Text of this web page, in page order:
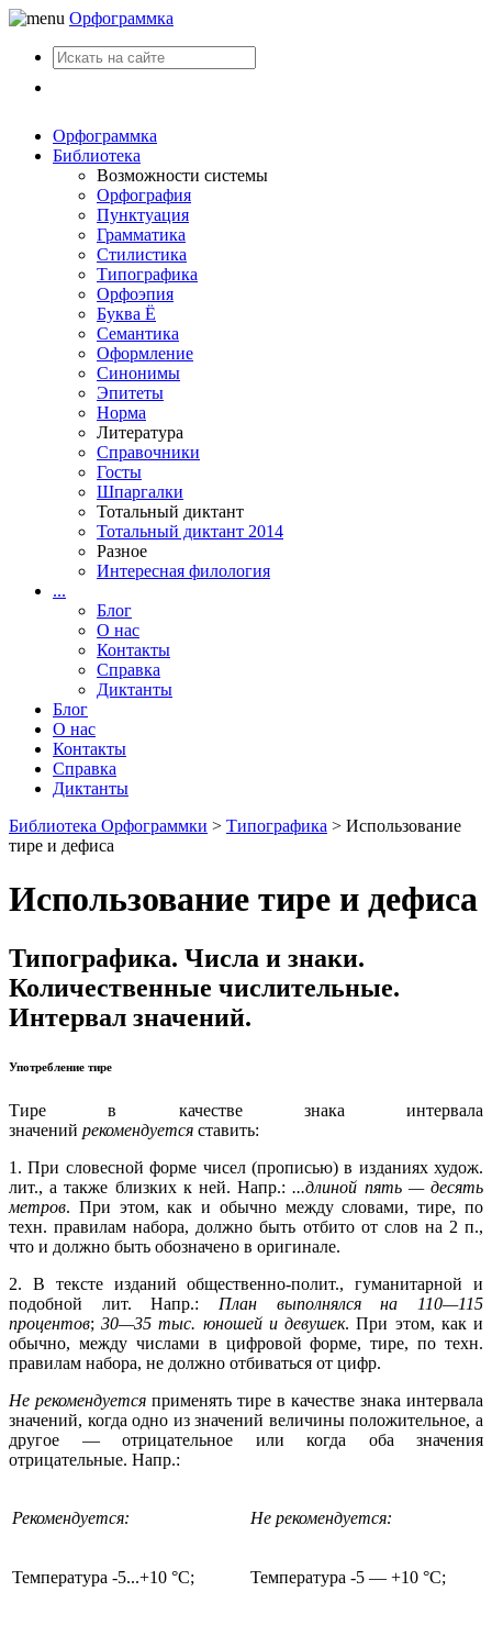
Орфограммка
Орфограммка
Библиотека
Возможности системы
Орфография
Пунктуация
Грамматика
Стилистика
Типографика
Орфоэпия
Буква Ё
Семантика
Оформление
Синонимы
Эпитеты
Норма
Литература
Справочники
Госты
Шпаргалки
Тотальный диктант
Тотальный диктант 2014
Разное
Интересная филология
...
Блог
О нас
Контакты
Справка
Диктанты
Блог
О нас
Контакты
Справка
Диктанты
Библиотека Орфограммки > Типографика > Использование
тире и дефиса
Использование тире и дефиса
Типографика. Числа и знаки.
Количественные числительные.
Интервал значений.
Употребление тире
Тире в качестве знака интервала
значений рекомендуется ставить:
1. При словесной форме чисел (прописью) в изданиях худож.
лит., а также близких к ней. Напр.:...длиной пять — десять
метров. При этом, как и обычно между словами, тире, по
техн. правилам набора, должно быть отбито от слов на 2 п.,
что и должно быть обозначено в оригинале.
2. В тексте изданий общественно-полит., гуманитарной и
подобной лит. Напр.: План выполнялся на 110—115
процентов;30—35 тыс. юношей и девушек. При этом, как и
обычно, между числами в цифровой форме, тире, по техн.
правилам набора, не должно отбиваться от цифр.
Не рекомендуется применять тире в качестве знака интервала
значений, когда одно из значений величины положительное, а
другое — отрицательное или когда оба значения
отрицательные. Напр.:
Рекомендуется: Не рекомендуется:
Температура -5...+10 °С; Температура -5 — +10 °С;